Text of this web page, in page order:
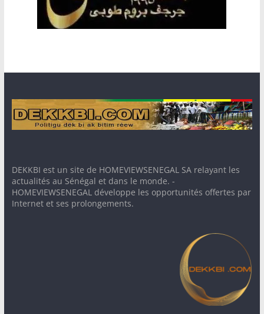
DEKKBI est un site de HOMEVIEWSENEGAL SA relayant les
actualités au Sénégal et dans le monde. -
HOMEVIEWSENEGAL développe les opportunités offertes par
Internet et ses prolongements.